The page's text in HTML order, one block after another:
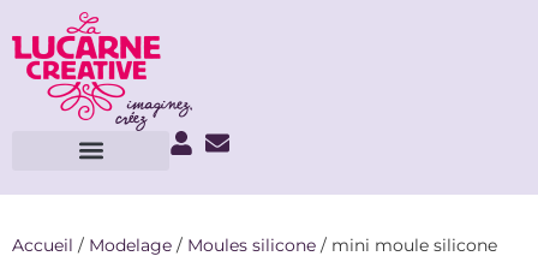
Accueil / Modelage / Moules silicone / mini moule silicone